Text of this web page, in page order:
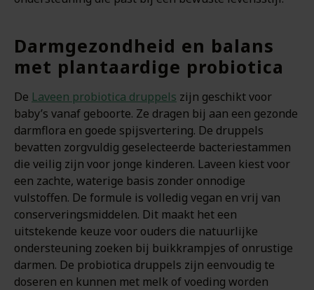
Darmgezondheid en balans
met plantaardige probiotica
De Laveen probiotica druppels zijn geschikt voor
baby’s vanaf geboorte. Ze dragen bij aan een gezonde
darmflora en goede spijsvertering. De druppels
bevatten zorgvuldig geselecteerde bacteriestammen
die veilig zijn voor jonge kinderen. Laveen kiest voor
een zachte, waterige basis zonder onnodige
vulstoffen. De formule is volledig vegan en vrij van
conserveringsmiddelen. Dit maakt het een
uitstekende keuze voor ouders die natuurlijke
ondersteuning zoeken bij buikkrampjes of onrustige
darmen. De probiotica druppels zijn eenvoudig te
doseren en kunnen met melk of voeding worden